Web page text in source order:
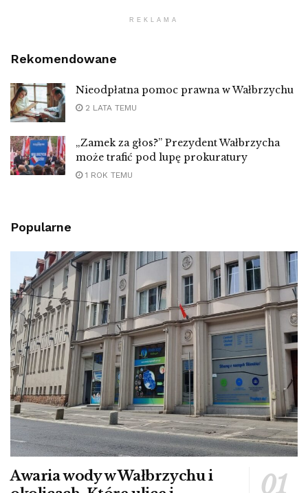
REKLAMA
Rekomendowane
Nieodpłatna pomoc prawna w Wałbrzychu
2 LATA TEMU
„Zamek za głos?” Prezydent Wałbrzycha
może trafić pod lupę prokuratury
1 ROK TEMU
Popularne
Awaria wody w Wałbrzychu i